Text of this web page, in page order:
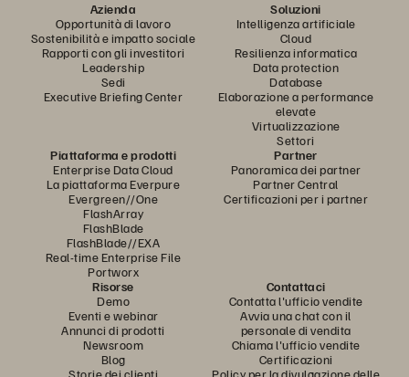
Azienda
Opportunità di lavoro
Sostenibilità e impatto sociale
Rapporti con gli investitori
Leadership
Sedi
Executive Briefing Center
Soluzioni
Intelligenza artificiale
Cloud
Resilienza informatica
Data protection
Database
Elaborazione a performance
elevate
Virtualizzazione
Settori
Piattaforma e prodotti
Enterprise Data Cloud
La piattaforma Everpure
Evergreen//One
FlashArray
FlashBlade
FlashBlade//EXA
Real-time Enterprise File
Portworx
Partner
Panoramica dei partner
Partner Central
Certificazioni per i partner
Risorse
Demo
Eventi e webinar
Annunci di prodotti
Newsroom
Blog
Contattaci
Contatta l'ufficio vendite
Avvia una chat con il
personale di vendita
Chiama l'ufficio vendite
Certificazioni